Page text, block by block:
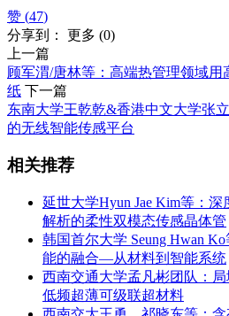
赞 (47)
分享到： 更多 (0)
上一篇
顾军渭/唐林等：高端热管理领域用
纸 下一篇
东南大学王乾乾&香港中文大学张
的无线智能传感平台
相关推荐
延世大学Hyun Jae Kim等：
解析的柔性双模态传感晶体管
韩国首尔大学 Seung Hwan
能的融合—从材料到智能系统
西南交通大学孟凡彬团队：
低频超薄可级联超材料